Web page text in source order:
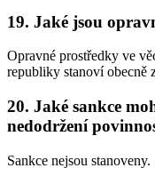
19. Jaké jsou
Opravné prostředky ve
republiky stanoví obecně
20. Jaké sankce
nedodržení
Sankce nejsou stanoveny.